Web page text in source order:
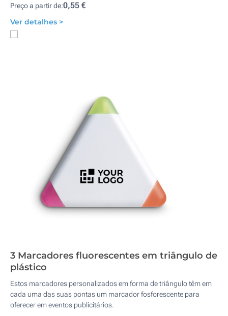
Preço a partir de:0,55 €
Ver detalhes >
3 Marcadores fluorescentes em triângulo de
plástico
Estos marcadores personalizados em forma de triângulo têm em
cada uma das suas pontas um marcador fosforescente para
oferecer em eventos publicitários.